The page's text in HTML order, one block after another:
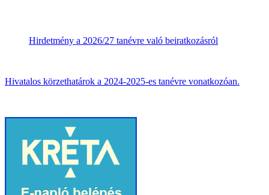
Hirdetmény a 2026/27 tanévre való beiratkozásról
Hivatalos körzethatárok a 2024-2025-es tanévre vonatkozóan.